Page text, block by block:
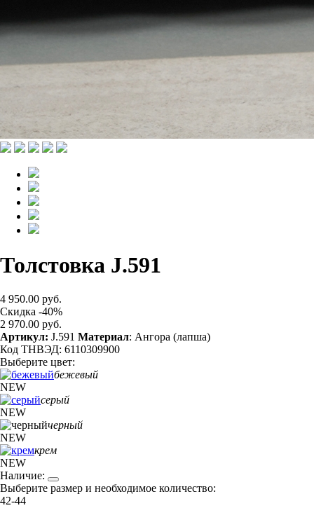
Толстовка J.591
4 950.00 руб.
Скидка -40%
2 970.00 руб.
Артикул: J.591 Материал: Ангора (лапша)
Код ТНВЭД: 6110309900
Выберите цвет:
бежевый
NEW
серый
NEW
черный
NEW
крем
NEW
Наличие:
Выберите размер и необходимое количество:
42-44